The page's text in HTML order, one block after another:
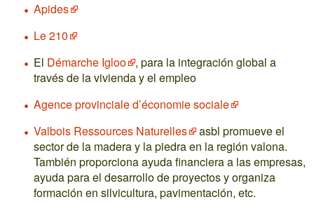
Apides
Le 210
El Démarche Igloo
, para la integración global a
través de la vivienda y el empleo
Agence provinciale d’économie sociale
Valbois Ressources Naturelles
asbl promueve el
sector de la madera y la piedra en la región valona.
También proporciona ayuda financiera a las empresas,
ayuda para el desarrollo de proyectos y organiza
formación en silvicultura, pavimentación, etc.